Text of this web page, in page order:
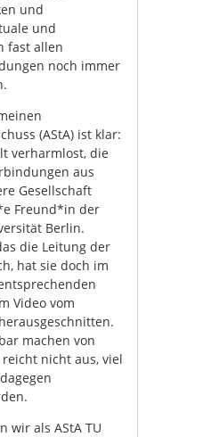
und
und
fast allen
noch immer
(AStA) ist klar:
verharmlost, die
aus
Gesellschaft
Freund*in der
Berlin.
die Leitung der
hat sie doch im
Video vom
machen von
nicht aus, viel
wir als AStA TU